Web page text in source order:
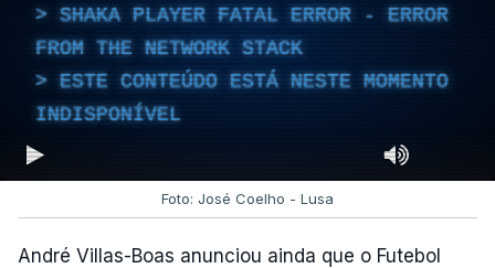
SHAKA PLAYER FATAL ERROR - ERROR
FROM THE NETWORK STACK
ESTE CONTEÚDO ESTÁ NESTE MOMENTO
INDISPONÍVEL
Foto: José Coelho - Lusa
André Villas-Boas anunciou ainda que o Futebol